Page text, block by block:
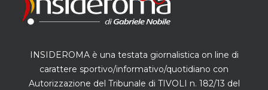
INSIDEROMA è una testata giornalistica on line di
carattere sportivo/informativo/quotidiano con
Autorizzazione del Tribunale di TIVOLI n. 182/13 del